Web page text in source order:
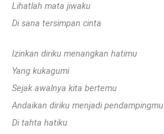
Lihatlah mata jiwaku
Di sana tersimpan cinta
Izinkan diriku menangkan hatimu
Yang kukagumi
Sejak awalnya kita bertemu
Andaikan diriku menjadi pendampingmu
Di tahta hatiku